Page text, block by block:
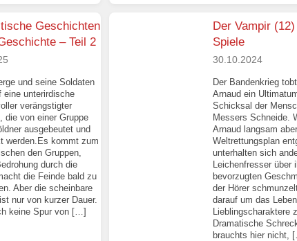
Geschichten
– Teil 2
und seine Soldaten
eine unterirdische
verängstigter
die von einer Gruppe
ausgebeutet und
werden.Es kommt zum
den Gruppen,
durch die
die Feinde bald zu
Aber die scheinbare
nur von kurzer Dauer.
keine Spur von […]
Der Vampir
Spiele
30.10.2024
Der Bandenkrieg
Arnaud ein
Schicksal der
Messers Schneide.
Arnaud langsam
Weltrettungsplan
unterhalten sich
Leichenfresser über
bevorzugten
der Hörer
darauf um das
Lieblingscharaktere
Dramatische
brauchts hier nicht,